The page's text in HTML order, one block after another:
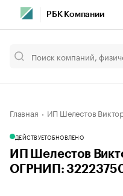
РБК Компании
Главная ИП Шелестов
ДЕЙСТВУЕТОБНОВЛЕНО
ИП Шелестов
ОГРНИП: